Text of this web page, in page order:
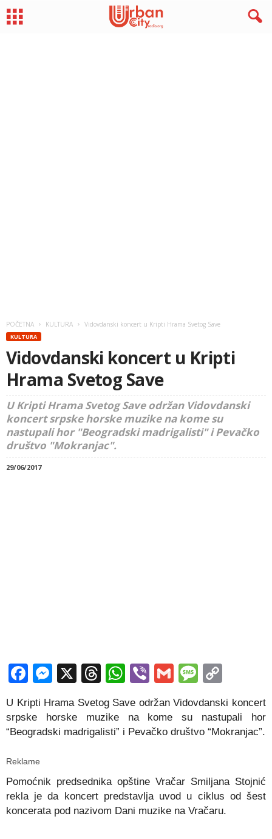
POČETNA KULTURA Vidovdanski koncert u Kripti Hrama Svetog Save
KULTURA
Vidovdanski koncert u Kripti
Hrama Svetog Save
U Kripti Hrama Svetog Save održan Vidovdanski
koncert srpske horske muzike na kome su
nastupali hor "Beogradski madrigalisti" i Pevačko
društvo "Mokranjac".
29/06/2017
Facebook
Messenger
X Threads
WhatsApp
ViberGmail
U Kripti Hrama Svetog Save održan Vidovdanski koncert
srpske horske muzike na kome su nastupali hor
“Beogradski madrigalisti” i Pevačko društvo “Mokranjac”.
Reklame
Pomoćnik predsednika opštine Vračar Smiljana Stojnić
rekla je da koncert predstavlja uvod u ciklus od šest
koncerata pod nazivom Dani muzike na Vračaru.